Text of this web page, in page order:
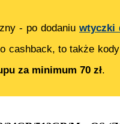
- po dodaniu wtyczki
cashback, to także
za minimum 70 zł.